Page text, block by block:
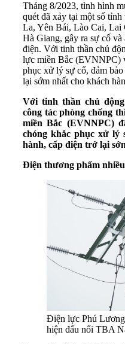
Tháng 8/2023, tình hình
quét đã xảy tại một số
La, Yên Bái, Lào Cai, Lai
Hà Giang, gây ra sự cố
điện. Với tinh thần chủ
lực miền Bắc (EVNNPC)
phục xử lý sự cố, đảm
lại sớm nhất cho khách
Với tinh thần chủ
công tác phòng chống
miền Bắc (EVNNPC)
chóng khắc phục xử lý
hành, cấp điện trở lại
Điện thương phẩm
Điện lực Phú
hiện đấu nối TBA